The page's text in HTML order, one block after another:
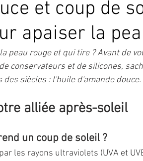
et coup de
apaiser la
peau rouge et qui tire ? Avant de
conservateurs et de silicones,
siècles : l'huile d'amande douce.
alliée après-soleil
un coup de soleil ?
les rayons ultraviolets (UVA et